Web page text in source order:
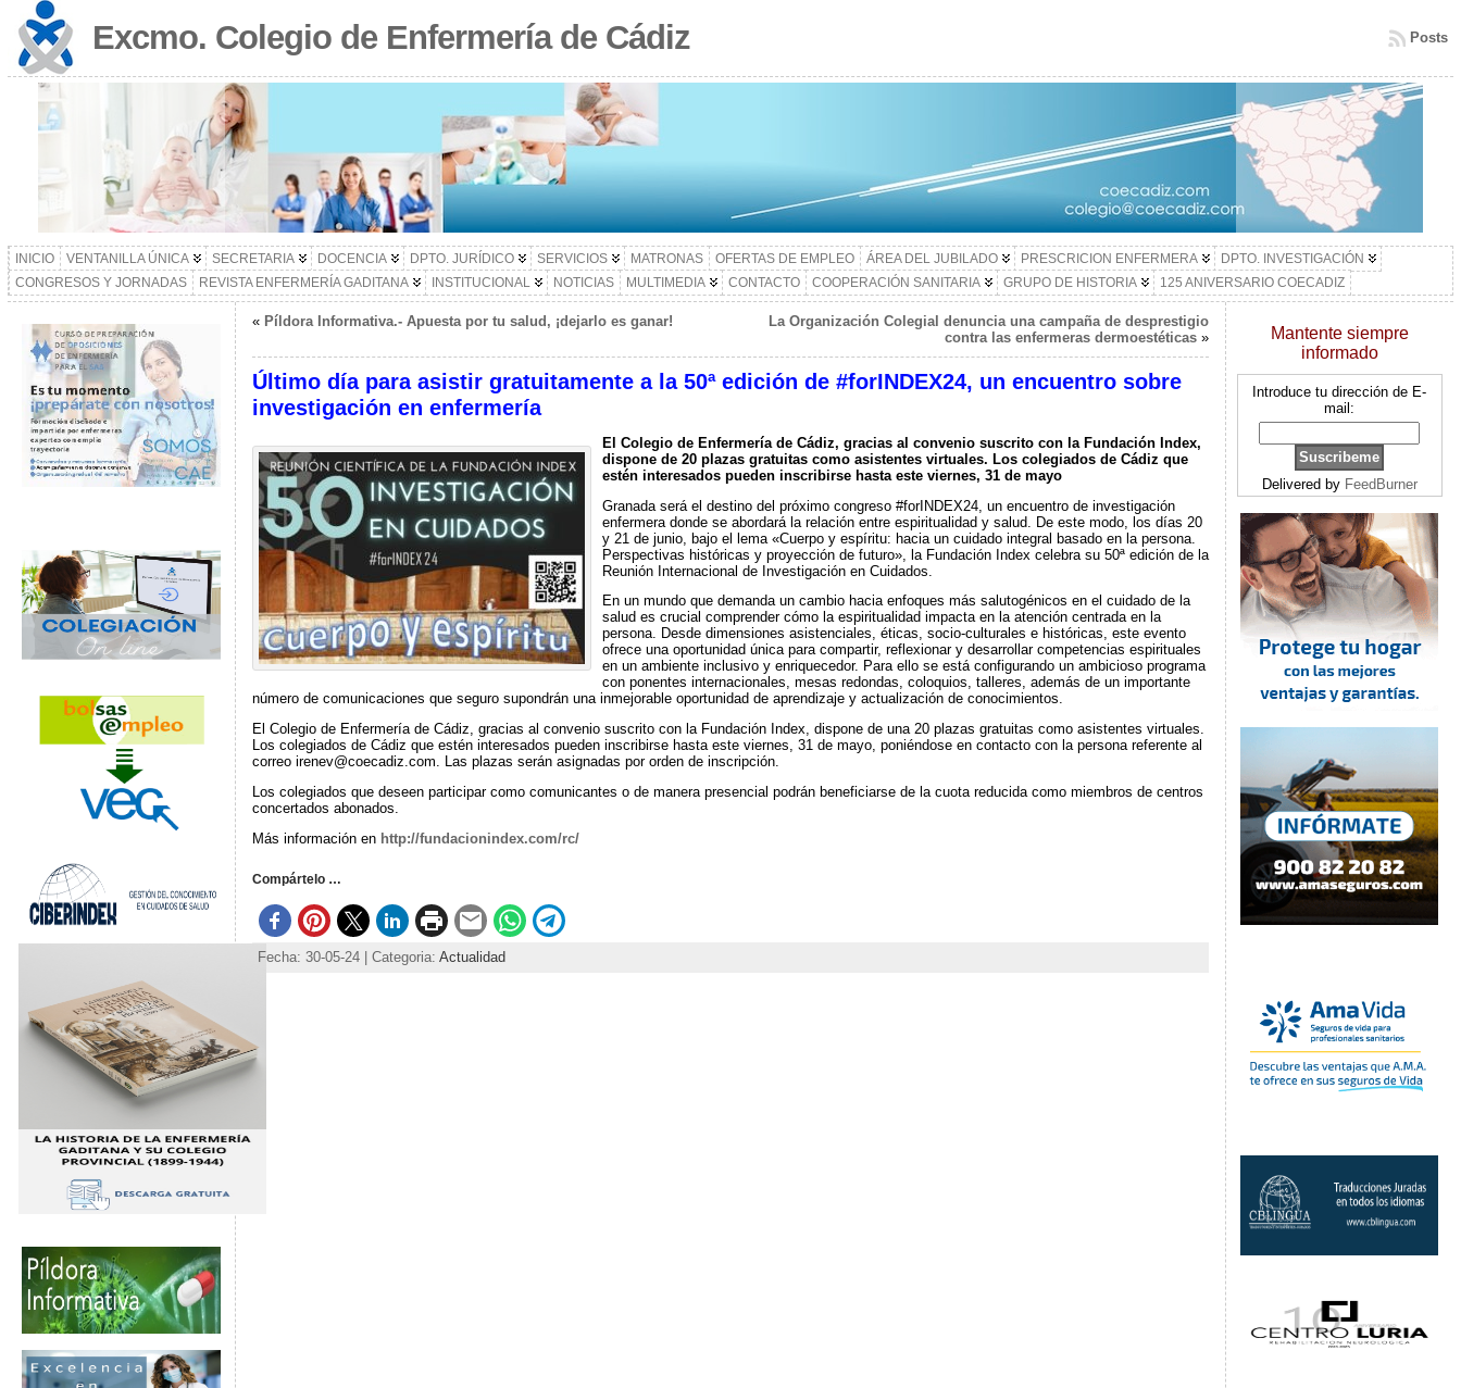
Excmo. Colegio de Enfermería de Cádiz Posts
INICIO VENTANILLA ÚNICA SECRETARIA DOCENCIA DPTO. JURÍDICO SERVICIOS MATRONAS OFERTAS DE EMPLEO ÁREA DEL JUBILADO PRESCRICION ENFERMERA
DPTO. INVESTIGACIÓN
CONGRESOS Y JORNADAS
REVISTA ENFERMERÍA GADITANA INSTITUCIONAL NOTICIAS MULTIMEDIA CONTACTO COOPERACIÓN SANITARIA GRUPO DE HISTORIA 125 ANIVERSARIO COECADIZ
« Píldora Informativa.- Apuesta por tu salud, ¡dejarlo es ganar!
La Organización Colegial denuncia una campaña de desprestigio
contra las enfermeras dermoestéticas»
Último día para asistir gratuitamente a la 50ª edición de #forINDEX24, un encuentro sobre
investigación en enfermería
El Colegio de Enfermería de Cádiz, gracias al convenio suscrito con la Fundación Index,
dispone de 20 plazas gratuitas como asistentes virtuales. Los colegiados de Cádiz que
estén interesados pueden inscribirse hasta este viernes, 31 de mayo
Granada será el destino del próximo congreso #forINDEX24, un encuentro de investigación
enfermera donde se abordará la relación entre espiritualidad y salud. De este modo, los días 20
y 21 de junio, bajo el lema «Cuerpo y espíritu: hacia un cuidado integral basado en la persona.
Perspectivas históricas y proyección de futuro», la Fundación Index celebra su 50ª edición de la
Reunión Internacional de Investigación en Cuidados.
En un mundo que demanda un cambio hacia enfoques más salutogénicos en el cuidado de la
salud es crucial comprender cómo la espiritualidad impacta en la atención centrada en la
persona. Desde dimensiones asistenciales, éticas, socio-culturales e históricas, este evento
ofrece una oportunidad única para compartir, reflexionar y desarrollar competencias espirituales
en un ambiente inclusivo y enriquecedor. Para ello se está configurando un ambicioso programa
con ponentes internacionales, mesas redondas, coloquios, talleres, además de un importante
número de comunicaciones que seguro supondrán una inmejorable oportunidad de aprendizaje y actualización de conocimientos.
El Colegio de Enfermería de Cádiz, gracias al convenio suscrito con la Fundación Index, dispone de una 20 plazas gratuitas como asistentes virtuales.
Los colegiados de Cádiz que estén interesados pueden inscribirse hasta este viernes, 31 de mayo, poniéndose en contacto con la persona referente al
correo irenev@coecadiz.com. Las plazas serán asignadas por orden de inscripción.
Los colegiados que deseen participar como comunicantes o de manera presencial podrán beneficiarse de la cuota reducida como miembros de centros
concertados abonados.
Más información en http://fundacionindex.com/rc/
Compártelo …
Fecha: 30-05-24 | Categoria: Actualidad
Mantente siempre
informado
Introduce tu dirección de E-
mail:
Delivered by FeedBurner